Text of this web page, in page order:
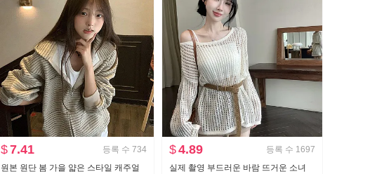
$7.41 등록 수 734
원본 원단 봄 가을 얇은 스타일 캐주얼
$4.89 등록 수 1697
실제 촬영 부드러운 바람 뜨거운 소녀